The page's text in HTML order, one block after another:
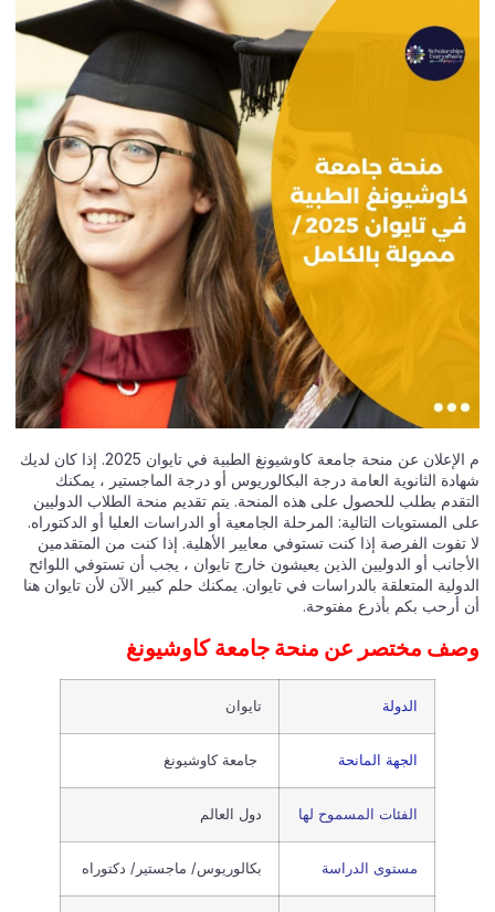
م الإعلان عن منحة جامعة كاوشيونغ الطبية في تايوان 2025. إذا كان لديك
شهادة الثانوية العامة درجة البكالوريوس أو درجة الماجستير ، يمكنك
التقدم بطلب للحصول على هذه المنحة. يتم تقديم منحة الطلاب الدوليين
على المستويات التالية: المرحلة الجامعية أو الدراسات العليا أو الدكتوراه.
لا تفوت الفرصة إذا كنت تستوفي معايير الأهلية. إذا كنت من المتقدمين
الأجانب أو الدوليين الذين يعيشون خارج تايوان ، يجب أن تستوفي اللوائح
الدولية المتعلقة بالدراسات في تايوان. يمكنك حلم كبير الآن لأن تايوان هنا
أن أرحب بكم بأذرع مفتوحة.
وصف مختصر عن منحة جامعة كاوشيونغ
الدولة تايوان
الجهة المانحة جامعة كاوشيونغ
الفئات المسموح لها دول العالم
مستوى الدراسة بكالوريوس/ ماجستير/ دكتوراه